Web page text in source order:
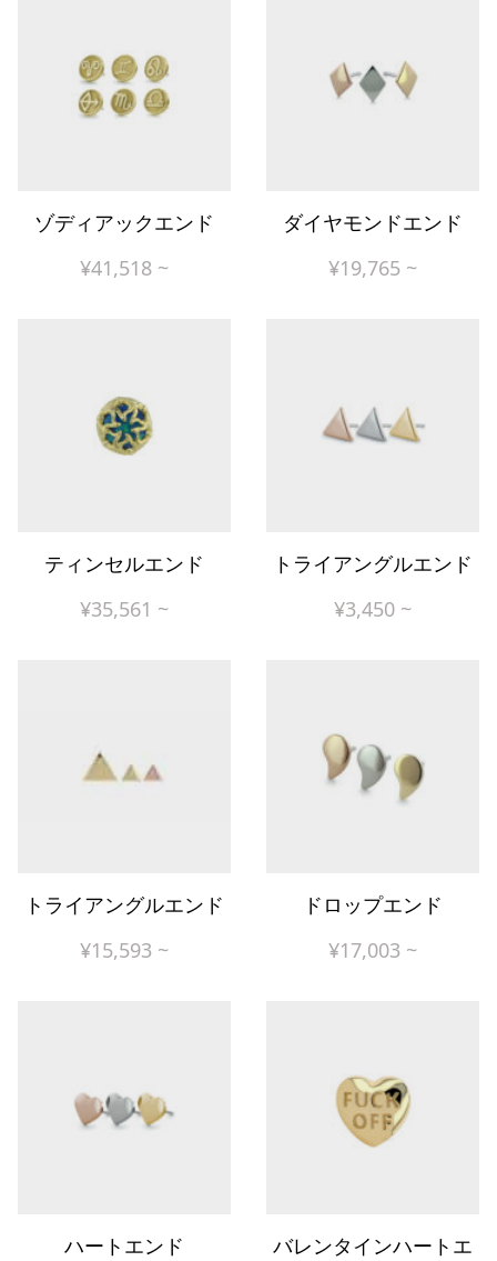
ゾディアックエンド
¥41,518 ~
ダイヤモンドエンド
¥19,765 ~
ティンセルエンド
¥35,561 ~
トライアングルエンド
¥3,450 ~
トライアングルエンド
¥15,593 ~
ドロップエンド
¥17,003 ~
ハートエンド
バレンタインハートエ